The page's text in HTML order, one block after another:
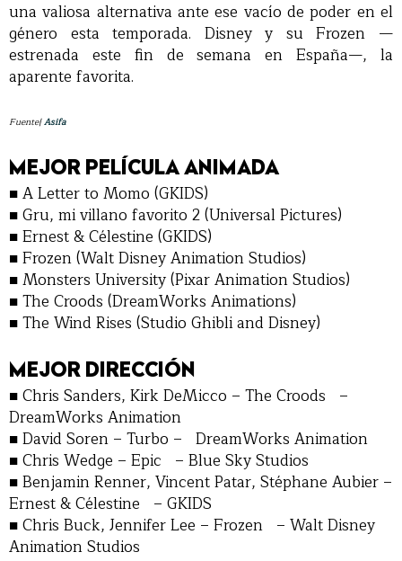
una valiosa alternativa ante ese vacío de poder en el
género esta temporada. Disney y su Frozen —
estrenada este fin de semana en España—, la
aparente favorita.
Fuente|Asifa
MEJOR PELÍCULA ANIMADA
■ A Letter to Momo (GKIDS)
■ Gru, mi villano favorito 2 (Universal Pictures)
■ Ernest & Célestine (GKIDS)
■ Frozen (Walt Disney Animation Studios)
■ Monsters University (Pixar Animation Studios)
■ The Croods (DreamWorks Animations)
■ The Wind Rises (Studio Ghibli and Disney)
MEJOR DIRECCIÓN
■ Chris Sanders, Kirk DeMicco – The Croods –
DreamWorks Animation
■ David Soren – Turbo – DreamWorks Animation
■ Chris Wedge – Epic – Blue Sky Studios
■ Benjamin Renner, Vincent Patar, Stéphane Aubier –
Ernest & Célestine – GKIDS
■ Chris Buck, Jennifer Lee – Frozen – Walt Disney
Animation Studios